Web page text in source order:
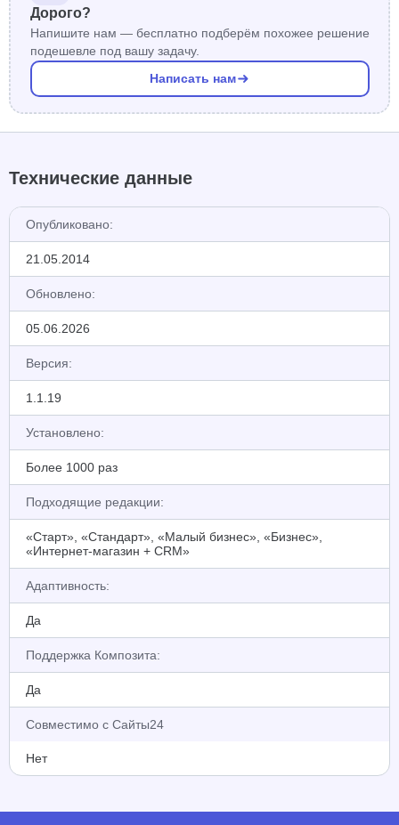
Дорого?
Напишите нам — бесплатно подберём похожее решение
подешевле под вашу задачу.
Написать нам
Технические данные
Опубликовано:
21.05.2014
Обновлено:
05.06.2026
Версия:
1.1.19
Установлено:
Более 1000 раз
Подходящие редакции:
«Старт», «Стандарт», «Малый бизнес», «Бизнес»,
«Интернет-магазин + CRM»
Адаптивность:
Да
Поддержка Композита:
Да
Совместимо с Сайты24
Нет